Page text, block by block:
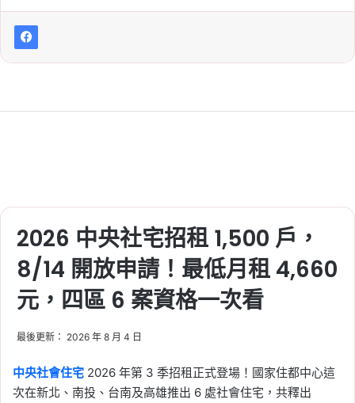
2026 中央社宅招租 1,500 戶，
8/14 開放申請！最低月租 4,660
元，四區 6 案資格一次看
最後更新： 2026 年 8 月 4 日
中央社會住宅 2026 年第 3 季招租正式登場！國家住都中心這
次在新北、南投、台南及高雄推出 6 處社會住宅，共釋出